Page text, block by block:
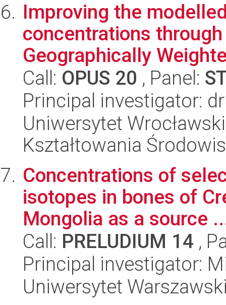
Improving the
concentrations
Geographically
Call: OPUS 20 , Panel:
Principal investigator:
Uniwersytet
Kształtowania
Concentrations of
isotopes in bones of
Mongolia as a source
Call: PRELUDIUM 14 ,
Principal investigator:
Uniwersytet